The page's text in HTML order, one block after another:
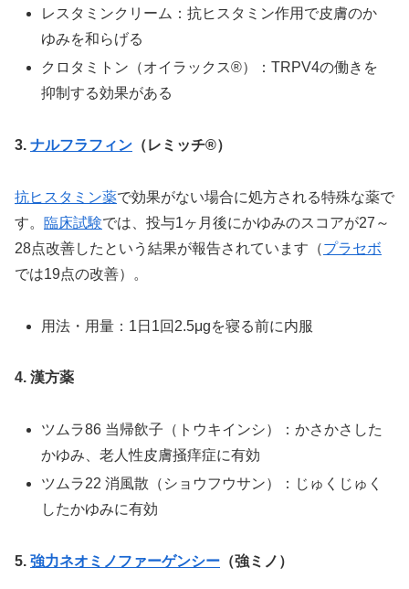
レスタミンクリーム：抗ヒスタミン作用で皮膚のか
ゆみを和らげる
クロタミトン（オイラックス®）：TRPV4の働きを
抑制する効果がある
3. ナルフラフィン （レミッチ®）
抗ヒスタミン薬で効果がない場合に処方される特殊な薬で
す。 臨床試験では、投与1ヶ月後にかゆみのスコアが27～
28点改善したという結果が報告されています（プラセボ
では19点の改善）。
用法・用量：1日1回2.5μgを寝る前に内服
4. 漢方薬
ツムラ86 当帰飲子（トウキインシ）：かさかさした
かゆみ、老人性皮膚掻痒症に有効
ツムラ22 消風散（ショウフウサン）：じゅくじゅく
したかゆみに有効
5. 強力ネオミノファーゲンシー （強ミノ）